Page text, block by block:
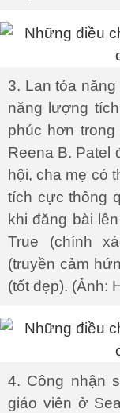
3. Lan tỏa
năng lượng
phúc hơn
Reena B. Patel
hội, cha mẹ có
tích cực thông
khi đăng bài
True (chính
(truyền cảm
(tốt đẹp). (Ảnh:
4. Công nhận
giáo viên ở